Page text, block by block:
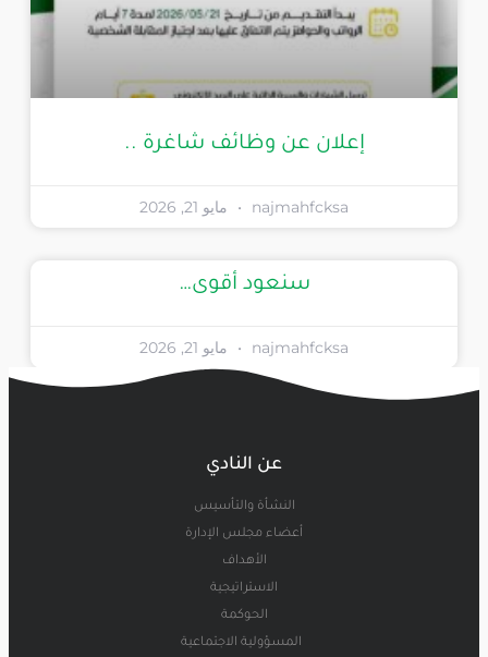
إعلان عن وظائف شاغرة ..
najmahfcksa مايو 21, 2026
سنعود أقوى…
najmahfcksa مايو 21, 2026
عن النادي
النشأة والتأسيس
أعضاء مجلس الإدارة
الأهداف
الاستراتيجية
الحوكمة
المسؤولية الاجتماعية